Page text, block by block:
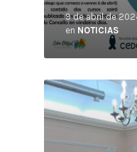
9 de abril de
en NOTICIAS
Leer
más